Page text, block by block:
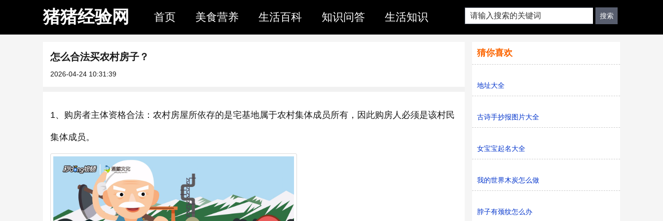
猪猪经验网 首页 美食营养 生活百科 知识问答 生活知识
怎么合法买农村房子？
2026-04-24 10:31:39
1、购房者主体资格合法：农村房屋所依存的是宅基地属于农村集体成员所有，因此购房人必须是该村民
集体成员。
猜你喜欢
地址大全
古诗手抄报图片大全
女宝宝起名大全
我的世界木炭怎么做
脖子有颈纹怎么办